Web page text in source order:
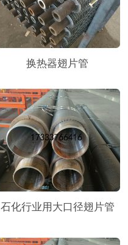
换热器翅片管
石化行业用大口径翅片管